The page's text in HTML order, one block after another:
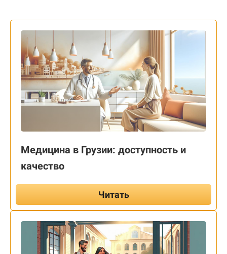
Медицина в Грузии: доступность и
качество
Читать